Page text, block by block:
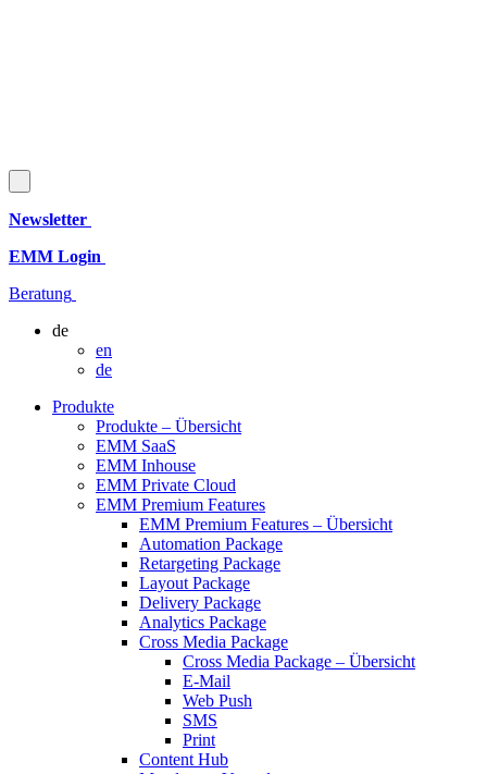
Newsletter
EMM Login
Beratung
de
en
de
Produkte
Produkte – Übersicht
EMM SaaS
EMM Inhouse
EMM Private Cloud
EMM Premium Features
EMM Premium Features – Übersicht
Automation Package
Retargeting Package
Layout Package
Delivery Package
Analytics Package
Cross Media Package
Cross Media Package – Übersicht
E-Mail
Web Push
SMS
Print
Content Hub